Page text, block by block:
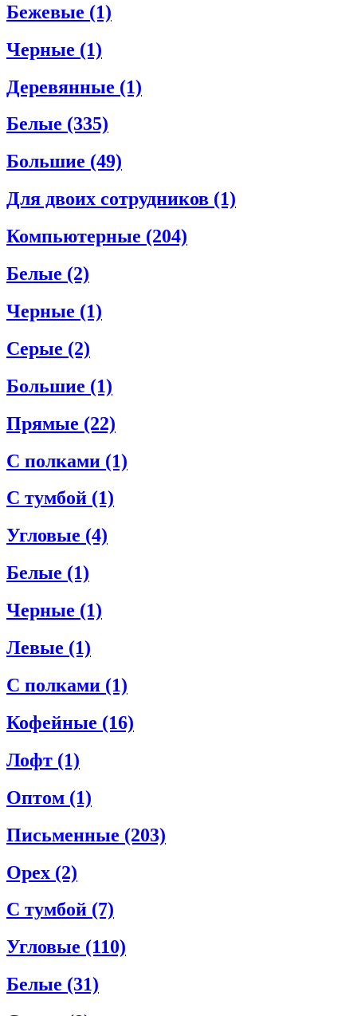
Бежевые (1)
Черные (1)
Деревянные (1)
Белые (335)
Большие (49)
Для двоих сотрудников (1)
Компьютерные (204)
Белые (2)
Черные (1)
Серые (2)
Большие (1)
Прямые (22)
С полками (1)
С тумбой (1)
Угловые (4)
Белые (1)
Черные (1)
Левые (1)
С полками (1)
Кофейные (16)
Лофт (1)
Оптом (1)
Письменные (203)
Орех (2)
С тумбой (7)
Угловые (110)
Белые (31)